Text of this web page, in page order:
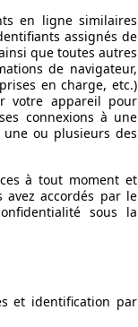
en ligne similaires
assignés de
que toutes autres
de navigateur,
en charge, etc.)
votre appareil pour
connexions à une
ou plusieurs des
à tout moment et
avez accordés par le
sous la
et identification par